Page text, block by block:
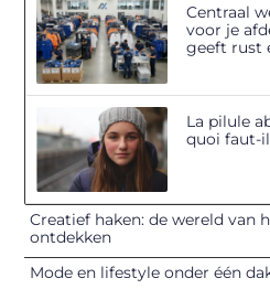
Centraal
voor je
geeft rust
La pilule
quoi faut-
Creatief haken: de wereld van
ontdekken
Mode en lifestyle onder één